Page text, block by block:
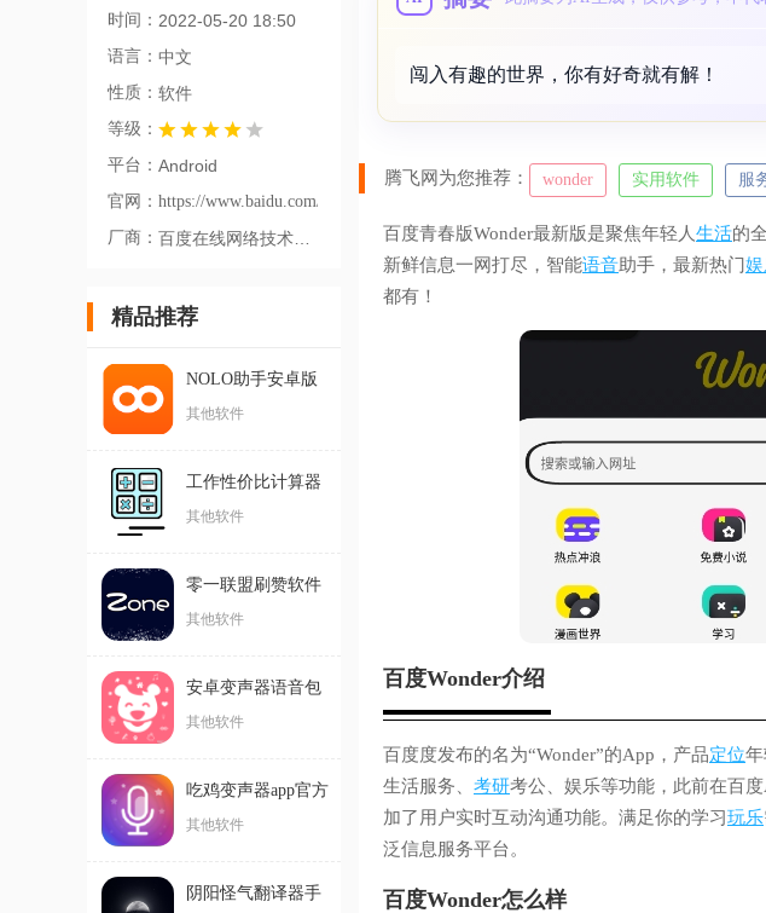
时间： 2022-05-20 18:50
语言： 中文
性质： 软件
等级：
平台： Android
官网： https://www.baidu.com/
厂商： 百度在线网络技术（北京）有限公司
精品推荐
NOLO助手安卓版
其他软件
工作性价比计算器
手机版(工作性价比
其他软件
零一联盟刷赞软件
最新版
其他软件
安卓变声器语音包
其他软件
吃鸡变声器app官方
版
其他软件
阴阳怪气翻译器手
闯入有趣的世界，你有好奇就有解！
腾飞网为您推荐： wonder 实用软件 服
百度青春版Wonder最新版是聚焦年轻人 生活的
新鲜信息一网打尽，智能语音助手，最新热门
都有！
百度Wonder介绍
百度度发布的名为“Wonder”的App，产品定位
生活服务、 考研考公、娱乐等功能，此前在百
加了用户实时互动沟通功能。满足你的学习玩乐
泛信息服务平台。
百度Wonder怎么样